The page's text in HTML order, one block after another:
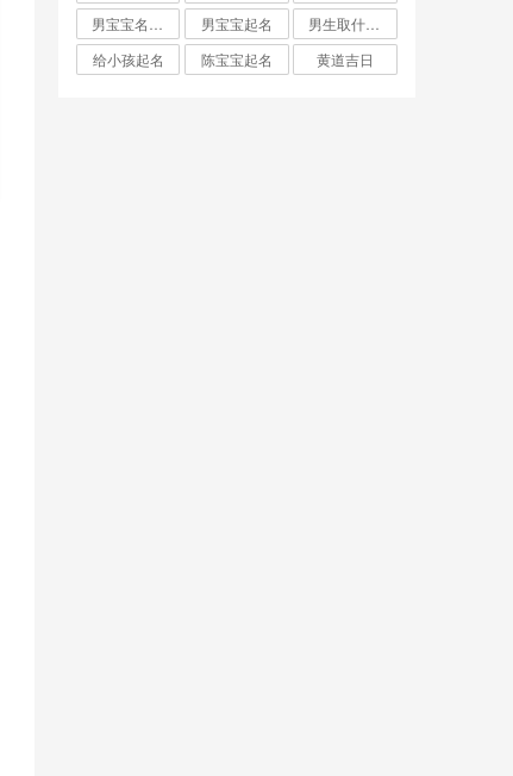
男宝宝起名
给小孩起名
陈宝宝起名 黄道吉日